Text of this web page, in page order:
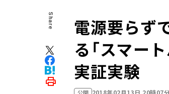
Share
電源要らず
る「スマー
実証実験
2018年02月13日 20時07